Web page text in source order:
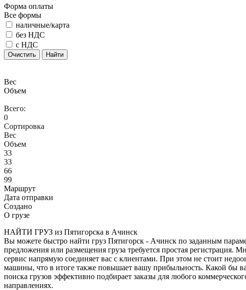
Форма оплаты
Все формы
наличные/карта
без НДС
с НДС
Очистить Найти
Вес
Объем
Всего:
0
Сортировка
Вес
Объем
33
33
66
99
Маршрут
Дата отправки
Создано
О грузе
НАЙТИ ГРУЗ из Пятигорска в Ачинск
Вы можете быстро найти груз Пятигорск - Ачинск по заданным
предложения или размещения груза требуется простая регистрация.
сервис напрямую соединяет вас с клиентами. При этом не стоит
машины, что в итоге также повышает вашу прибыльность. Какой бы
поиска грузов эффективно подбирает заказы для любого
направлениях.